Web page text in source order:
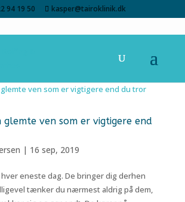
94 19 50 kasper@tairoklinik.dk
glemte ven som er vigtigere end
| 16 sep, 2019
eneste dag. De bringer dig derhen
tænker du nærmest aldrig på dem,